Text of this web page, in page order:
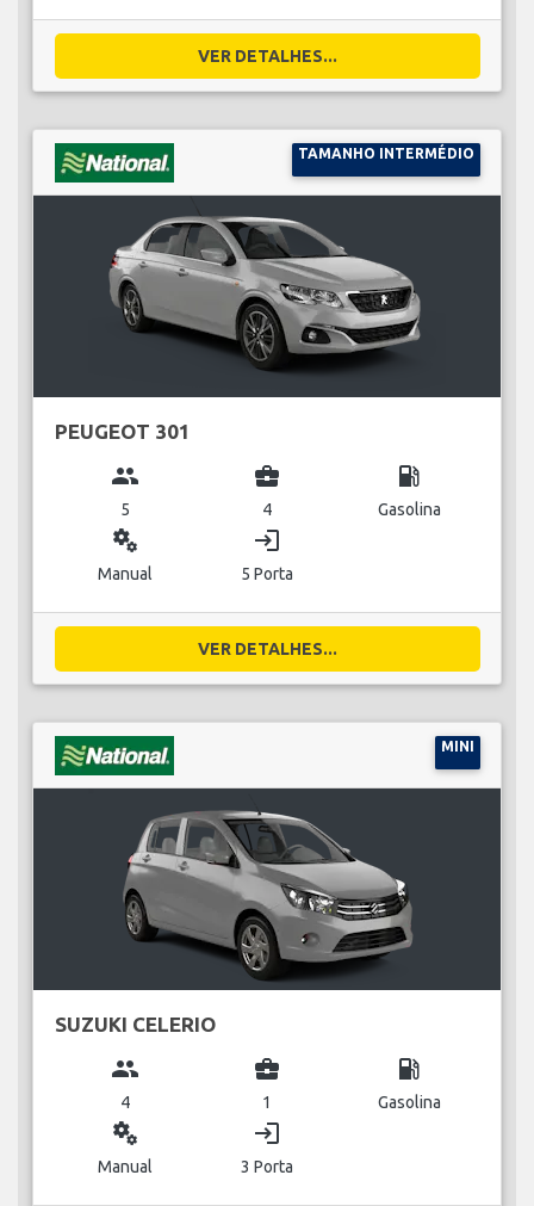
VER DETALHES...
TAMANHO INTERMÉDIO
PEUGEOT 301
group
5
business_center
4
local_gas_station
Gasolina
miscellaneous_services
Manual
login
5 Porta
VER DETALHES...
MINI
SUZUKI CELERIO
group
4
business_center
1
local_gas_station
Gasolina
miscellaneous_services
Manual
login
3 Porta